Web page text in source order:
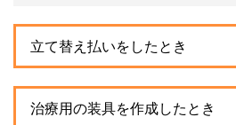
立て替え払いをしたとき
治療用の装具を作成したとき